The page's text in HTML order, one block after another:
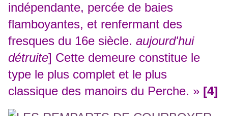
indépendante, percée de baies
flamboyantes, et renfermant des
fresques du 16e siècle. aujourd'hui
détruite] Cette demeure constitue le
type le plus complet et le plus
classique des manoirs du Perche. » [4]